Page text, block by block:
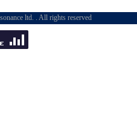
ltd. . All rights reserved